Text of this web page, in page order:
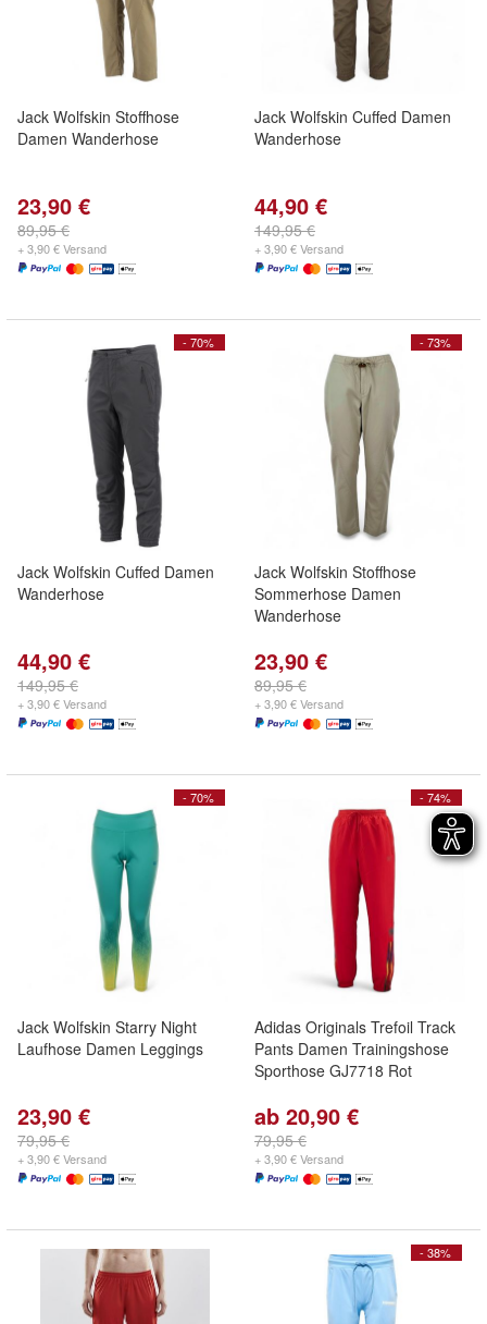
Jack Wolfskin Stoffhose
Damen Wanderhose
23,90 €
89,95 €
+ 3,90 € Versand
Jack Wolfskin Cuffed Damen
Wanderhose
44,90 €
149,95 €
+ 3,90 € Versand
- 70%
Jack Wolfskin Cuffed Damen
Wanderhose
44,90 €
149,95 €
+ 3,90 € Versand
- 73%
Jack Wolfskin Stoffhose
Sommerhose Damen
Wanderhose
23,90 €
89,95 €
+ 3,90 € Versand
- 70%
Jack Wolfskin Starry Night
Laufhose Damen Leggings
23,90 €
79,95 €
+ 3,90 € Versand
- 74%
Adidas Originals Trefoil Track
Pants Damen Trainingshose
Sporthose GJ7718 Rot
ab 20,90 €
79,95 €
+ 3,90 € Versand
- 38%